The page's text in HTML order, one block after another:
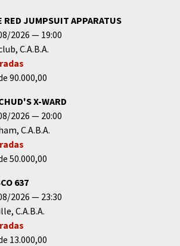
RED JUMPSUIT APPARATUS
2026
19:00
C.A.B.A.
90.000,00
X-WARD
2026
20:00
C.A.B.A.
50.000,00
637
2026
23:30
C.A.B.A.
13.000,00